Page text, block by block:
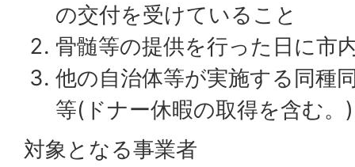
の交付を受けていること
骨髄等の提供を行った日に市
他の自治体等が実施する同種
等(ドナー休暇の取得を含む
対象となる事業者